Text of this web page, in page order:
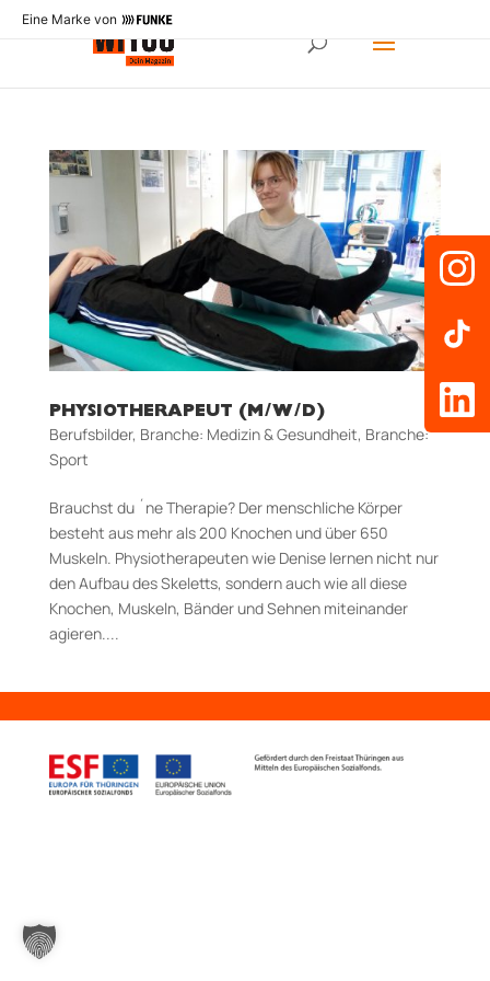
Eine Marke von
PHYSIOTHERAPEUT (M/W/D)
Berufsbilder, Branche: Medizin & Gesundheit, Branche:
Sport
Brauchst du ´ne Therapie? Der menschliche Körper
besteht aus mehr als 200 Knochen und über 650
Muskeln. Physiotherapeuten wie Denise lernen nicht nur
den Aufbau des Skeletts, sondern auch wie all diese
Knochen, Muskeln, Bänder und Sehnen miteinander
agieren....